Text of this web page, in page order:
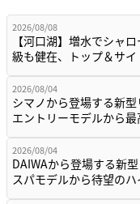
2026/08/08
【河口湖】増水でシャ
級も健在、トップ＆サ
2026/08/04
シマノから登場する新
エントリーモデルから
2026/08/04
DAIWAから登場する新
スパモデルから待望の